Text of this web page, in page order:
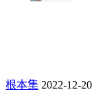
根本集 2022-12-20